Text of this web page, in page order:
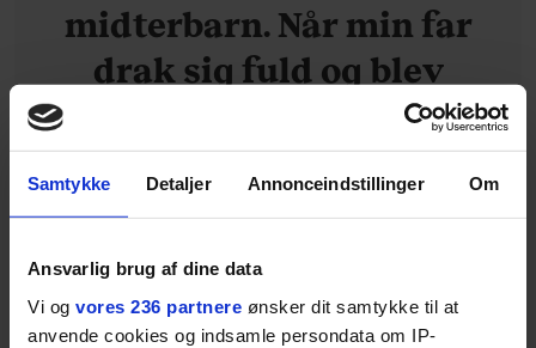
Samtykke Detaljer Annonceindstillinger Om
Ansvarlig brug af dine data
Vi og vores 236 partnere ønsker dit samtykke til at
anvende cookies og indsamle persondata om IP-
midterbarn. Når min far
drak sig fuld og blev
uvenner med min mor, var
det naturligt for mig at
forsøge at redde
hele ud. Med tiden